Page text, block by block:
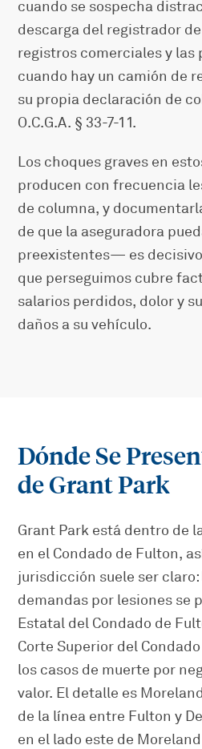
cuando se sospecha
descarga del registrador
registros comerciales y las
cuando hay un camión de
su propia declaración de
O.C.G.A. § 33-7-11.
Los choques graves en
producen con frecuencia
de columna, y
de que la aseguradora
preexistentes— es
que perseguimos cubre
salarios perdidos, dolor y
daños a su vehículo.
Dónde Se
de Grant Park
Grant Park está dentro de
en el Condado de Fulton,
jurisdicción suele ser
demandas por lesiones se
Estatal del Condado de
Corte Superior del
los casos de muerte por
valor. El detalle es
de la línea entre Fulton y
en el lado este de